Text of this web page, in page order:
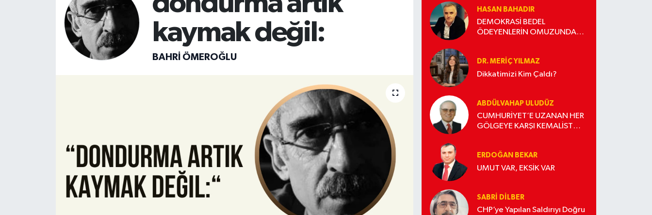
kaymak değil:
BAHRI ÖMEROĞLU
HASAN BAHADIR
DEMOKRASİ BEDEL
ÖDEYENLERİN OMUZUNDA
DR. MERIÇ YILMAZ
Dikkatimizi Kim Çaldı?
ABDÜLVAHAP ULUDÜZ
CUMHURİYET’E UZANAN HER
GÖLGEYE KARŞI KEMALİST
ERDOĞAN BEKAR
UMUT VAR, EKSİK VAR
SABRI DILBER
CHP’ye Yapılan Saldırıyı Doğru